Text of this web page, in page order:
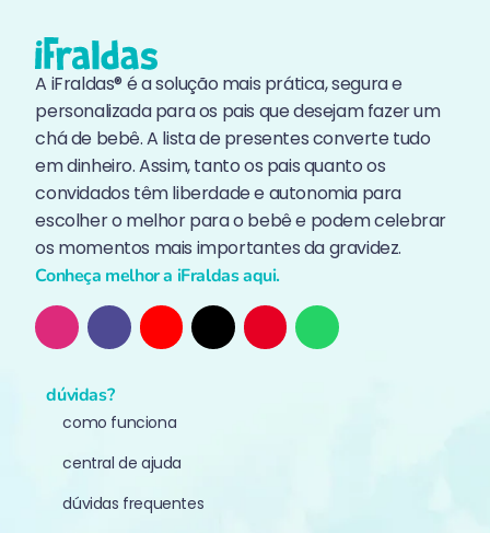
A iFraldas® é a solução mais prática, segura e
personalizada para os pais que desejam fazer um
chá de bebê. A lista de presentes converte tudo
em dinheiro. Assim, tanto os pais quanto os
convidados têm liberdade e autonomia para
escolher o melhor para o bebê e podem celebrar
os momentos mais importantes da gravidez.
Conheça melhor a iFraldas aqui.
dúvidas?
como funciona
central de ajuda
dúvidas frequentes